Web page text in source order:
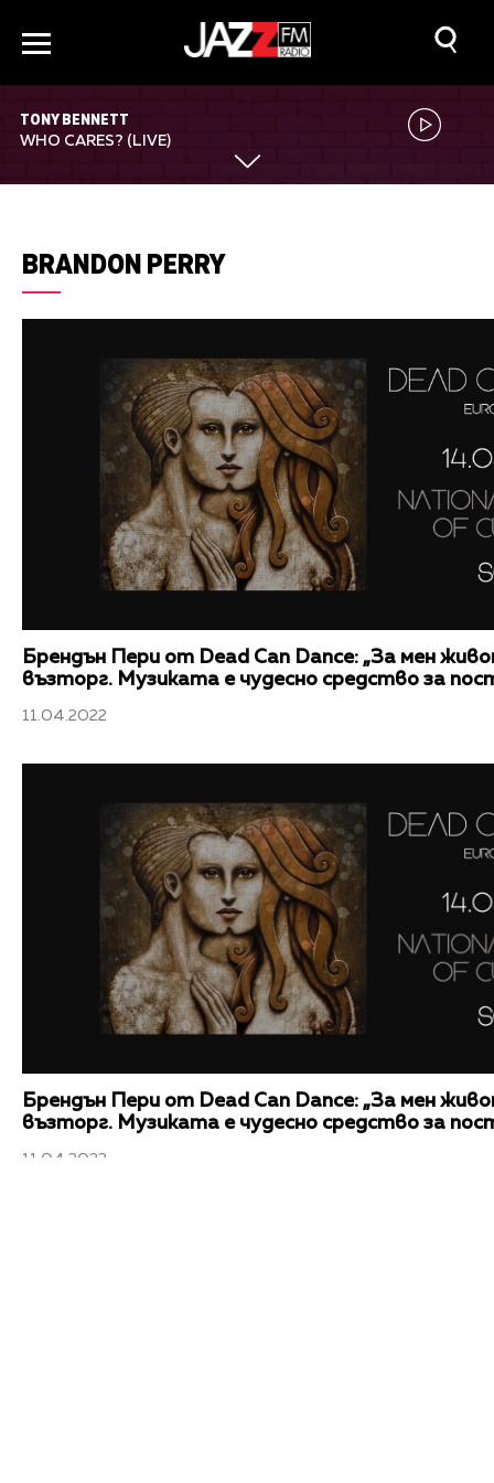
TONY BENNETT
WHO CARES? (LIVE)
BRANDON PERRY
Брендън Пери от Dead Can Dance: „За мен
възторг. Музиката е чудесно средство за
11.04.2022
Брендън Пери от Dead Can Dance: „За мен
възторг. Музиката е чудесно средство за
11.04.2022